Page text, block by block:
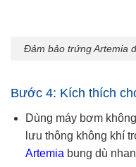
Đảm bảo trứng Artemia
Bước 4: Kích thích
Dùng máy bơm
lưu thông không khí
Artemia bung dù